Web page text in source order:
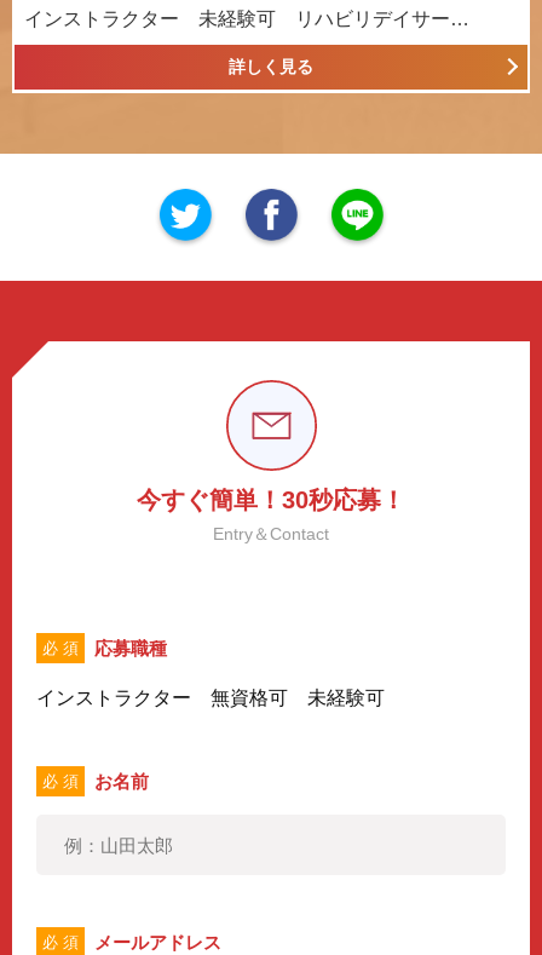
インストラクター 未経験可 リハビリデイサー…
詳しく見る
今すぐ簡単！30秒応募！
Entry＆Contact
必 須 応募職種
インストラクター 無資格可 未経験可
必 須 お名前
必 須 メールアドレス